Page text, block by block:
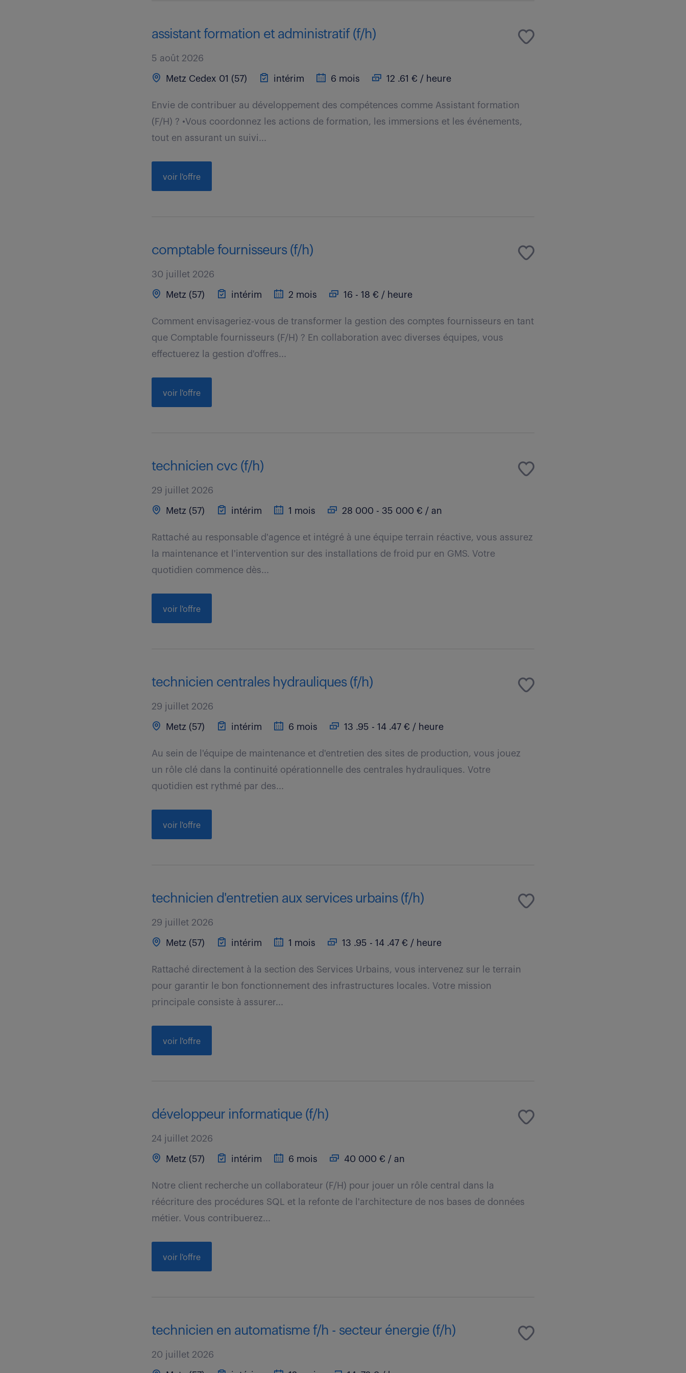
assistant formation et administratif (f/h)
5 août 2026
Metz Cedex 01 (57) intérim 6 mois 12 .61 € / heure
Envie de contribuer au développement des compétences comme Assistant formation
(F/H) ? •Vous coordonnez les actions de formation, les immersions et les événements,
tout en assurant un suivi...
voir l'offre
comptable fournisseurs (f/h)
30 juillet 2026
Metz (57) intérim 2 mois 16 - 18 € / heure
Comment envisageriez-vous de transformer la gestion des comptes fournisseurs en tant
que Comptable fournisseurs (F/H) ? En collaboration avec diverses équipes, vous
effectuerez la gestion d'offres...
voir l'offre
technicien cvc (f/h)
29 juillet 2026
Metz (57) intérim 1 mois 28 000 - 35 000 € / an
Rattaché au responsable d'agence et intégré à une équipe terrain réactive, vous assurez
la maintenance et l'intervention sur des installations de froid pur en GMS. Votre
quotidien commence dès...
voir l'offre
technicien centrales hydrauliques (f/h)
29 juillet 2026
Metz (57) intérim 6 mois 13 .95 - 14 .47 € / heure
Au sein de l'équipe de maintenance et d'entretien des sites de production, vous jouez
un rôle clé dans la continuité opérationnelle des centrales hydrauliques. Votre
quotidien est rythmé par des...
voir l'offre
technicien d'entretien aux services urbains (f/h)
29 juillet 2026
Metz (57) intérim 1 mois 13 .95 - 14 .47 € / heure
Rattaché directement à la section des Services Urbains, vous intervenez sur le terrain
pour garantir le bon fonctionnement des infrastructures locales. Votre mission
principale consiste à assurer...
voir l'offre
développeur informatique (f/h)
24 juillet 2026
Metz (57) intérim 6 mois 40 000 € / an
Notre client recherche un collaborateur (F/H) pour jouer un rôle central dans la
réécriture des procédures SQL et la refonte de l'architecture de nos bases de données
métier. Vous contribuerez...
voir l'offre
technicien en automatisme f/h - secteur énergie (f/h)
20 juillet 2026